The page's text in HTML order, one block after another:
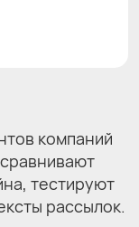
компаний
тестируют
рассылок.